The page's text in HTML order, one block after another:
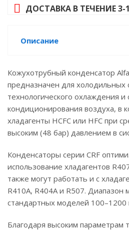
ДОСТАВКА В ТЕЧЕНИЕ 3-
Описание
Кожухотрубный конденсатор
предназначен для холодильных
технологического охлаждения и
кондиционирования воздуха, в
хладагенты HCFC или HFC при
высоким (48 бар) давлением в
Конденсаторы серии CRF
использование хладагентов
также могут работать и с
R410A, R404A и R507. Диапазон
стандартных моделей 100–1200
Благодаря высоким параметрам